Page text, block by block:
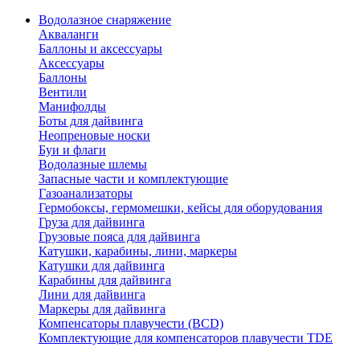
Водолазное снаряжение
Акваланги
Баллоны и аксессуары
Аксессуары
Баллоны
Вентили
Манифолды
Боты для дайвинга
Неопреновые носки
Буи и флаги
Водолазные шлемы
Запасные части и комплектующие
Газоанализаторы
Гермобоксы, гермомешки, кейсы для оборудования
Груза для дайвинга
Грузовые пояса для дайвинга
Катушки, карабины, лини, маркеры
Катушки для дайвинга
Карабины для дайвинга
Лини для дайвинга
Маркеры для дайвинга
Компенсаторы плавучести (BCD)
Комплектующие для компенсаторов плавучести TDE